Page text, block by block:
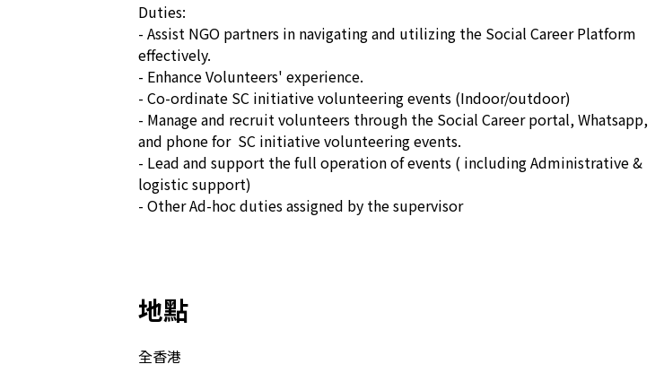
Duties:
- Assist NGO partners in navigating and utilizing the Social Career Platform
effectively.
- Enhance Volunteers' experience.
- Co-ordinate SC initiative volunteering events (Indoor/outdoor)
- Manage and recruit volunteers through the Social Career portal, Whatsapp,
and phone for  SC initiative volunteering events.
- Lead and support the full operation of events ( including Administrative &
logistic support)
- Other Ad-hoc duties assigned by the supervisor
地點
全香港